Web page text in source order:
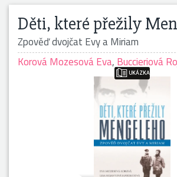
Děti, které přežily
Zpověď dvojčat Evy a Miriam
Korová Mozesová Eva, Buccieriová